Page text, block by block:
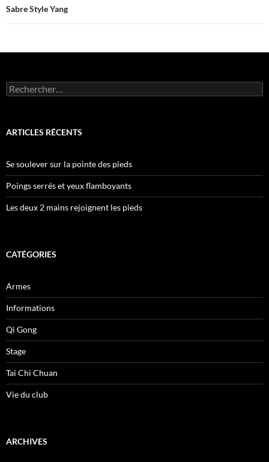
Sabre Style Yang
Rechercher :
ARTICLES RÉCENTS
Se soulever sur la pointe des pieds
Poings serrés et yeux flamboyants
Les deux 2 mains rejoignent les pieds
CATÉGORIES
Armes
Informations
Qi Gong
Stage
Tai Chi Chuan
Vie du club
ARCHIVES